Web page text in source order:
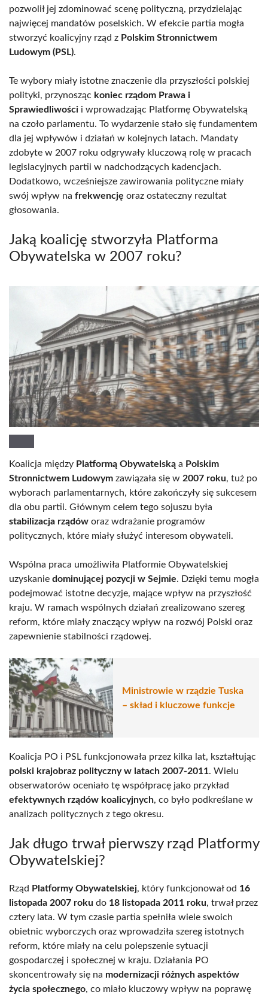
pozwolił jej zdominować scenę polityczną, przydzielając
najwięcej mandatów poselskich. W efekcie partia mogła
stworzyć koalicyjny rząd z Polskim Stronnictwem
Ludowym (PSL).
Te wybory miały istotne znaczenie dla przyszłości polskiej
polityki, przynosząc koniec rządom Prawa i
Sprawiedliwości i wprowadzając Platformę Obywatelską
na czoło parlamentu. To wydarzenie stało się fundamentem
dla jej wpływów i działań w kolejnych latach. Mandaty
zdobyte w 2007 roku odgrywały kluczową rolę w pracach
legislacyjnych partii w nadchodzących kadencjach.
Dodatkowo, wcześniejsze zawirowania polityczne miały
swój wpływ na frekwencję oraz ostateczny rezultat
głosowania.
Jaką koalicję stworzyła Platforma
Obywatelska w 2007 roku?
Koalicja między Platformą Obywatelską a Polskim
Stronnictwem Ludowym zawiązała się w 2007 roku, tuż po
wyborach parlamentarnych, które zakończyły się sukcesem
dla obu partii. Głównym celem tego sojuszu była
stabilizacja rządów oraz wdrażanie programów
politycznych, które miały służyć interesom obywateli.
Wspólna praca umożliwiła Platformie Obywatelskiej
uzyskanie dominującej pozycji w Sejmie. Dzięki temu mogła
podejmować istotne decyzje, mające wpływ na przyszłość
kraju. W ramach wspólnych działań zrealizowano szereg
reform, które miały znaczący wpływ na rozwój Polski oraz
zapewnienie stabilności rządowej.
Ministrowie w rządzie Tuska
– skład i kluczowe funkcje
Koalicja PO i PSL funkcjonowała przez kilka lat, kształtując
polski krajobraz polityczny w latach 2007-2011. Wielu
obserwatorów oceniało tę współpracę jako przykład
efektywnych rządów koalicyjnych, co było podkreślane w
analizach politycznych z tego okresu.
Jak długo trwał pierwszy rząd Platformy
Obywatelskiej?
Rząd Platformy Obywatelskiej, który funkcjonował od 16
listopada 2007 roku do 18 listopada 2011 roku, trwał przez
cztery lata. W tym czasie partia spełniła wiele swoich
obietnic wyborczych oraz wprowadziła szereg istotnych
reform, które miały na celu polepszenie sytuacji
gospodarczej i społecznej w kraju. Działania PO
skoncentrowały się na modernizacji różnych aspektów
życia społecznego, co miało kluczowy wpływ na poprawę